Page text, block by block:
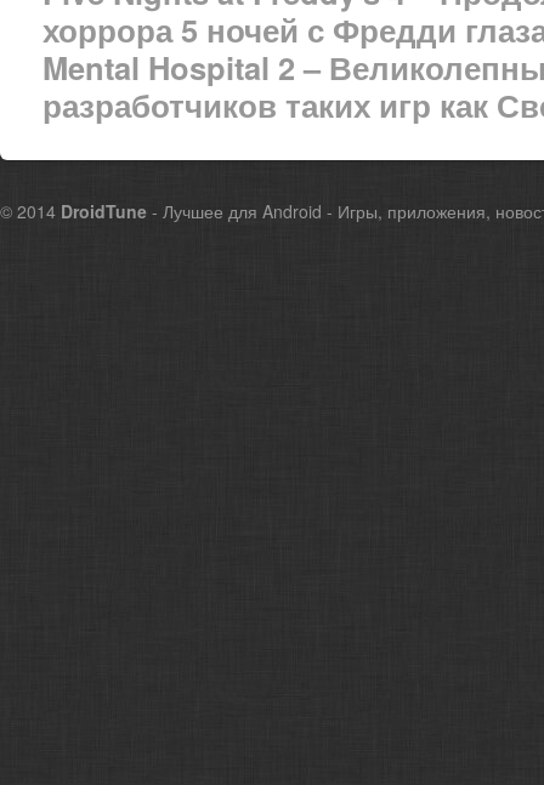
хоррора 5 ночей с Фредди
Mental Hospital 2 –
разработчиков таких игр как
© 2014 DroidTune - Лучшее для Android - Игры, приложения,